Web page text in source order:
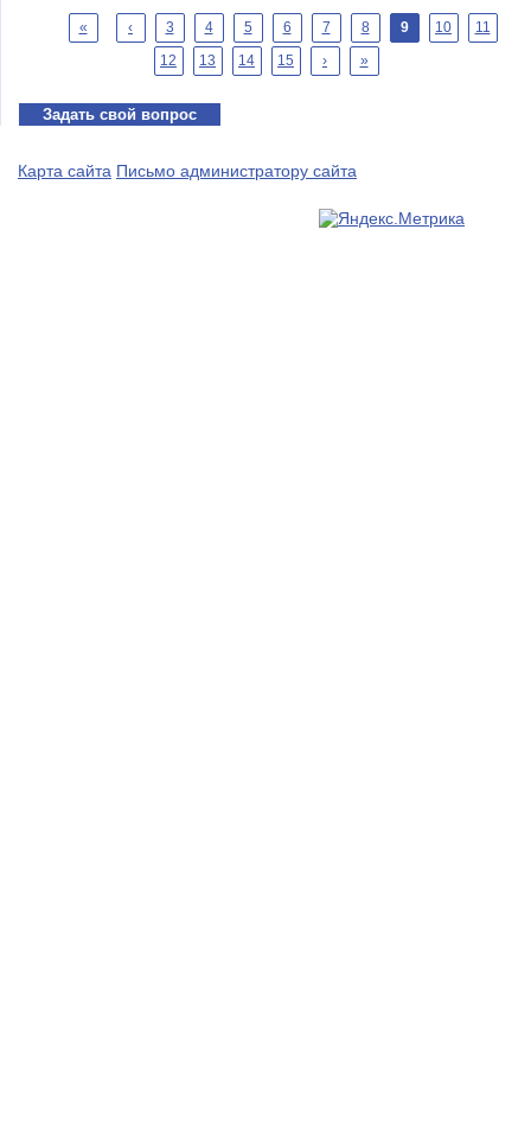
Страницы
« ‹ 3 4 5 6 7 8 9 10
11
12
13 14 15 › »
Задать свой вопрос
Карта сайта Письмо администратору сайта